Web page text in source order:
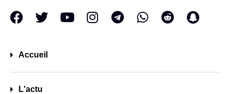
Accueil
L'actu